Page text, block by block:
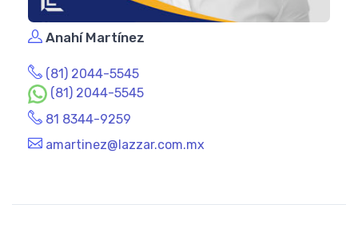
Anahí Martínez
(81) 2044-5545
(81) 2044-5545
81 8344-9259
amartinez@lazzar.com.mx